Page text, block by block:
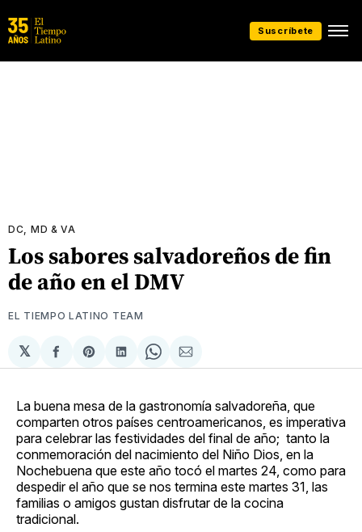
Suscríbete
DC, MD & VA
Los sabores salvadoreños de fin
de año en el DMV
EL TIEMPO LATINO TEAM
𝕏
Compartir
en
Share
on
Compartir
en
Share
on
Compartir
via
La buena mesa de la gastronomía salvadoreña, que
comparten otros países centroamericanos, es imperativa
para celebrar las festividades del final de año; tanto la
conmemoración del nacimiento del Niño Dios, en la
Nochebuena que este año tocó el martes 24, como para
despedir el año que se nos termina este martes 31, las
familias o amigos gustan disfrutar de la cocina
tradicional.